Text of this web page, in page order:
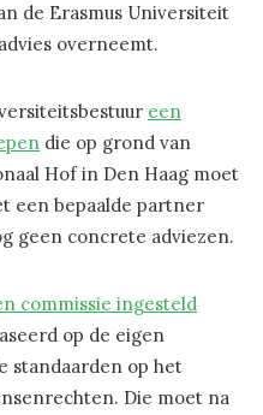
de Erasmus Universiteit
overneemt.
een
die op grond van
Hof in Den Haag moet
een bepaalde partner
geen concrete adviezen.
commissie ingesteld
op de eigen
standaarden op het
Die moet na